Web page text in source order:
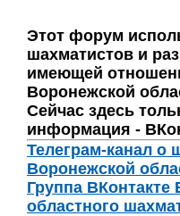
Этот форум
шахматистов и
имеющей
Воронежской
Сейчас здесь
информация -
Телеграм-канал о
Воронежской
Группа ВКонтакте
областного